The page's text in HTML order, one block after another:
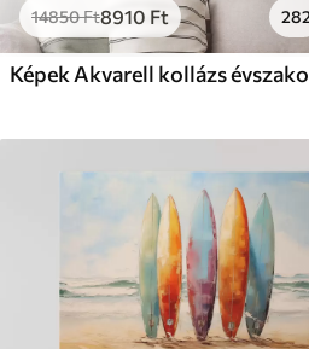
14850Ft8910 Ft 282
Képek Akvarell kollázs